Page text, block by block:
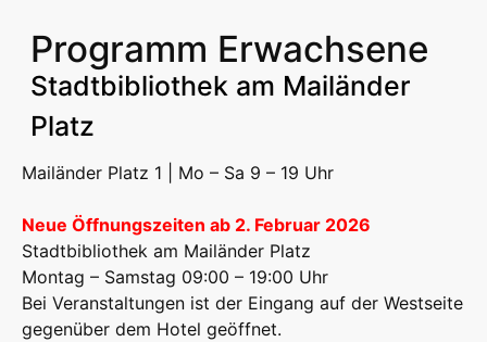
Programm Erwachsene
Stadtbibliothek am Mailänder
Platz
Mailänder Platz 1 | Mo – Sa 9 – 19 Uhr
Neue Öffnungszeiten ab 2. Februar 2026
Stadtbibliothek am Mailänder Platz
Montag – Samstag 09:00 – 19:00 Uhr
Bei Veranstaltungen ist der Eingang auf der Westseite
gegenüber dem Hotel geöffnet.